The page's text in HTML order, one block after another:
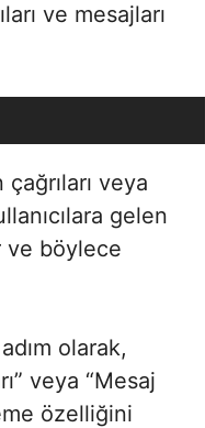
ve mesajları
veya
gelen
ve böylece
olarak,
veya “Mesaj
özelliğini